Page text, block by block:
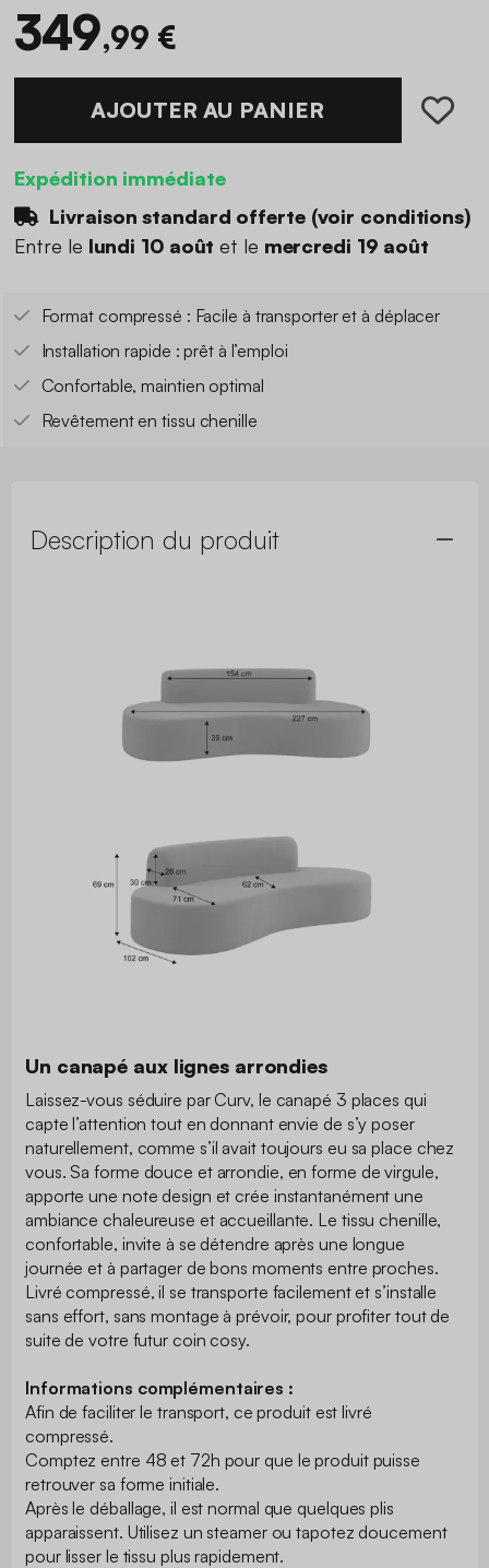
349,99 €
AJOUTER AU PANIER
Expédition immédiate
Livraison standard offerte (voir conditions)
Entre le lundi 10 août et le mercredi 19 août
Format compressé : Facile à transporter et à déplacer
Installation rapide : prêt à l’emploi
Confortable, maintien optimal
Revêtement en tissu chenille
Description du produit
Un canapé aux lignes arrondies
Laissez-vous séduire par Curv, le canapé 3 places qui
capte l’attention tout en donnant envie de s’y poser
naturellement, comme s’il avait toujours eu sa place chez
vous. Sa forme douce et arrondie, en forme de virgule,
apporte une note design et crée instantanément une
ambiance chaleureuse et accueillante. Le tissu chenille,
confortable, invite à se détendre après une longue
journée et à partager de bons moments entre proches.
Livré compressé, il se transporte facilement et s’installe
sans effort, sans montage à prévoir, pour profiter tout de
suite de votre futur coin cosy.
Informations complémentaires :
Afin de faciliter le transport, ce produit est livré
compressé.
Comptez entre 48 et 72h pour que le produit puisse
retrouver sa forme initiale.
Après le déballage, il est normal que quelques plis
apparaissent. Utilisez un steamer ou tapotez doucement
pour lisser le tissu plus rapidement.